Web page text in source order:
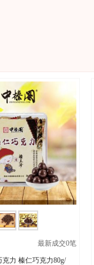
最新成交0笔
克力 榛仁巧克力80g/